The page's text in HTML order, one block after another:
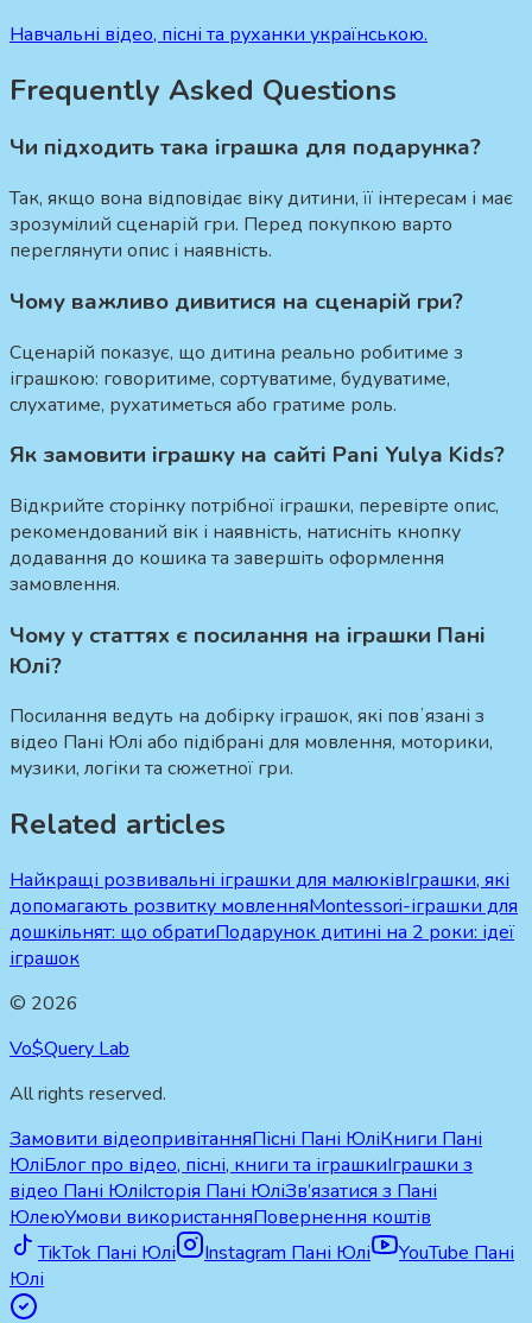
Навчальні відео, пісні та руханки українською.
Frequently Asked Questions
Чи підходить така іграшка для подарунка?
Так, якщо вона відповідає віку дитини, її інтересам і має
зрозумілий сценарій гри. Перед покупкою варто
переглянути опис і наявність.
Чому важливо дивитися на сценарій гри?
Сценарій показує, що дитина реально робитиме з
іграшкою: говоритиме, сортуватиме, будуватиме,
слухатиме, рухатиметься або гратиме роль.
Як замовити іграшку на сайті Pani Yulya Kids?
Відкрийте сторінку потрібної іграшки, перевірте опис,
рекомендований вік і наявність, натисніть кнопку
додавання до кошика та завершіть оформлення
замовлення.
Чому у статтях є посилання на іграшки Пані
Юлі?
Посилання ведуть на добірку іграшок, які повʼязані з
відео Пані Юлі або підібрані для мовлення, моторики,
музики, логіки та сюжетної гри.
Related articles
Найкращі розвивальні іграшки для малюківІграшки, які
допомагають розвитку мовленняMontessori-іграшки для
дошкільнят: що обратиПодарунок дитині на 2 роки: ідеї
іграшок
© 2026
Vo$Query Lab
All rights reserved.
Замовити відеопривітанняПісні Пані ЮліКниги Пані
ЮліБлог про відео, пісні, книги та іграшкиІграшки з
відео Пані ЮліІсторія Пані ЮліЗв’язатися з Пані
ЮлеюУмови використанняПовернення коштів
TikTok Пані Юлі
Instagram Пані Юлі
YouTube Пані
Юлі